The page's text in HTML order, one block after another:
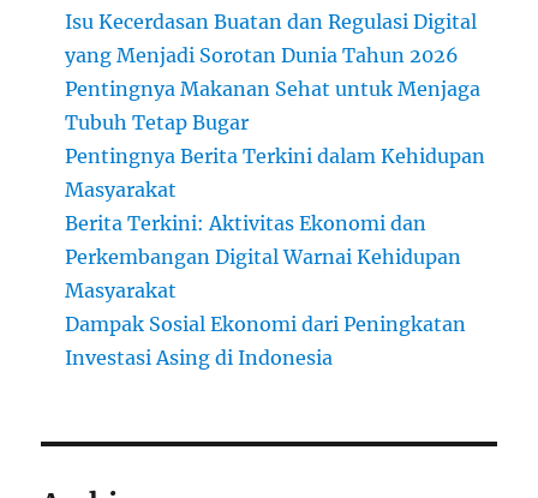
Isu Kecerdasan Buatan dan Regulasi Digital
yang Menjadi Sorotan Dunia Tahun 2026
Pentingnya Makanan Sehat untuk Menjaga
Tubuh Tetap Bugar
Pentingnya Berita Terkini dalam Kehidupan
Masyarakat
Berita Terkini: Aktivitas Ekonomi dan
Perkembangan Digital Warnai Kehidupan
Masyarakat
Dampak Sosial Ekonomi dari Peningkatan
Investasi Asing di Indonesia